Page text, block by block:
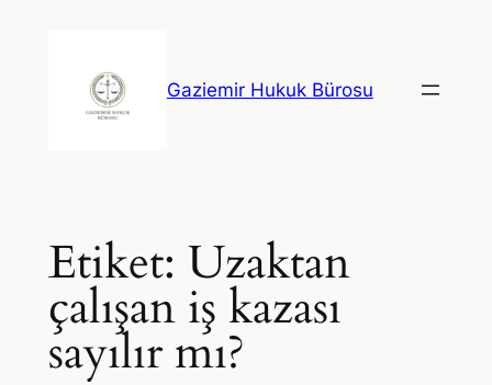
Gaziemir Hukuk Bürosu
Etiket: Uzaktan
çalışan iş kazası
sayılır mı?